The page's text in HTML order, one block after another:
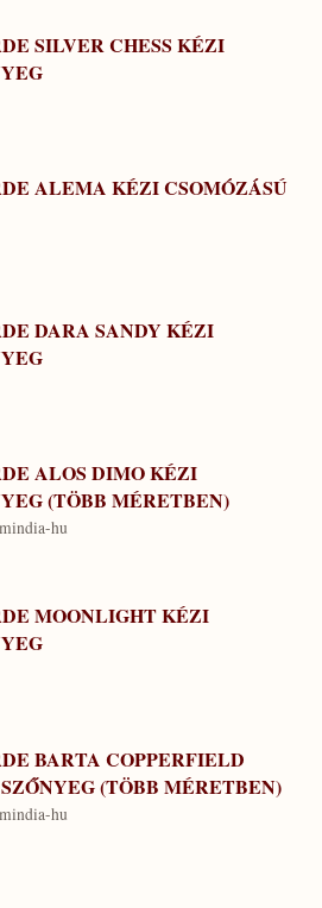
SILVER CHESS KÉZI
ALEMA KÉZI CSOMÓZÁSÚ
DARA SANDY KÉZI
ALOS DIMO KÉZI
(TÖBB MÉRETBEN)
india-hu
MOONLIGHT KÉZI
BARTA COPPERFIELD
(TÖBB MÉRETBEN)
india-hu